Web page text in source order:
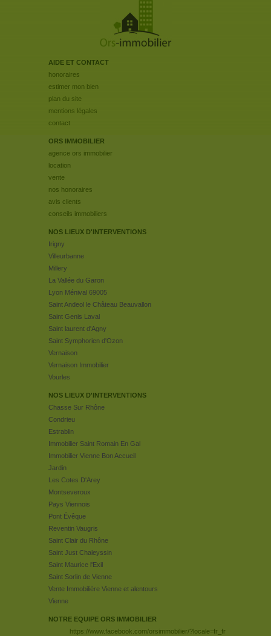
AIDE ET CONTACT
honoraires
estimer mon bien
plan du site
mentions légales
contact
ORS IMMOBILIER
agence ors immobilier
location
vente
nos honoraires
avis clients
conseils immobiliers
NOS LIEUX D'INTERVENTIONS
Irigny
Villeurbanne
Millery
La Vallée du Garon
Lyon Ménival 69005
Saint Andeol le Château Beauvallon
Saint Genis Laval
Saint laurent d'Agny
Saint Symphorien d'Ozon
Vernaison
Vernaison Immobilier
Vourles
NOS LIEUX D'INTERVENTIONS
Chasse Sur Rhône
Condrieu
Estrablin
Immobilier Saint Romain En Gal
Immobilier Vienne Bon Accueil
Jardin
Les Cotes D'Arey
Montseveroux
Pays Viennois
Pont Évêque
Reventin Vaugris
Saint Clair du Rhône
Saint Just Chaleyssin
Saint Maurice l'Exil
Saint Sorlin de Vienne
Vente Immobilière Vienne et alentours
Vienne
NOTRE EQUIPE ORS IMMOBILIER
https://www.facebook.com/orsimmobilier/?locale=fr_fr